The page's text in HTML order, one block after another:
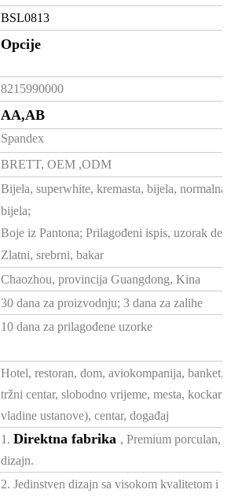
BSL0813
Opcije
8215990000
AA,AB
Spandex
BRETT, OEM ,ODM
Bijela, superwhite, kremasta, bijela, normalna
bijela;
Boje iz Pantona; Prilagođeni ispis, uzorak
Zlatni, srebrni, bakar
Chaozhou, provincija Guangdong, Kina
30 dana za proizvodnju; 3 dana za zalihe
10 dana za prilagođene uzorke
Hotel, restoran, dom, aviokompanija, banket,
tržni centar, slobodno vrijeme, mesta,
vladine ustanove), centar, događaj
1. Direktna fabrika , Premium porculan,
dizajn.
2. Jedinstven dizajn sa visokom kvalitetom i